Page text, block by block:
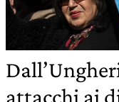
attacchi ai